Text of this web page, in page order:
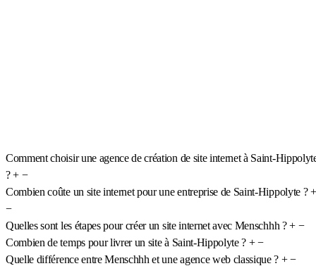
Comment choisir une agence de création de site internet à Saint-
? + −
Combien coûte un site internet pour une entreprise de Saint-Hippolyte ? +
−
Quelles sont les étapes pour créer un site internet avec Menschhh ? + −
Combien de temps pour livrer un site à Saint-Hippolyte ? + −
Quelle différence entre Menschhh et une agence web classique ? + −